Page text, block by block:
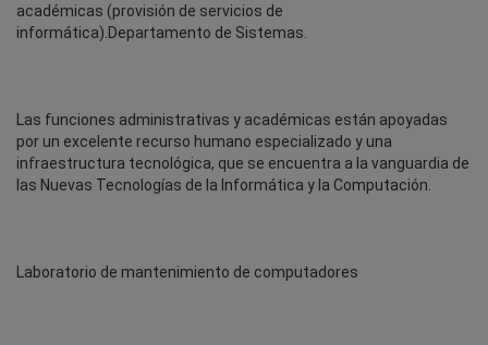
académicas (provisión de servicios de
informática).Departamento de Sistemas.
Las funciones administrativas y académicas están apoyadas
por un excelente recurso humano especializado y una
infraestructura tecnológica, que se encuentra a la vanguardia de
las Nuevas Tecnologías de la Informática y la Computación.
Laboratorio de mantenimiento de computadores